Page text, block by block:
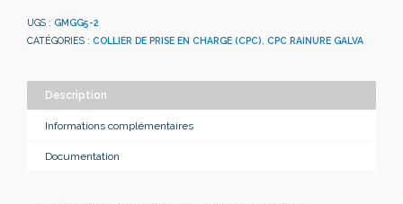
UGS : GMGG5-2
CATÉGORIES : COLLIER DE PRISE EN CHARGE (CPC) CPC RAINURE GALVA
Description
Informations complémentaires
Documentation